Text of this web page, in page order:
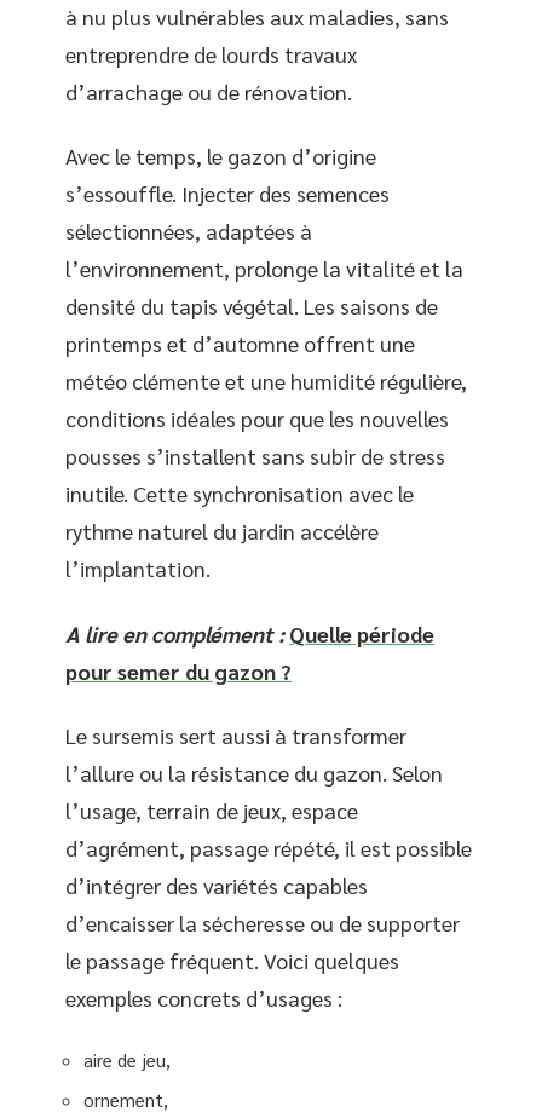
à nu plus vulnérables aux maladies, sans
entreprendre de lourds travaux
d’arrachage ou de rénovation.
Avec le temps, le gazon d’origine
s’essouffle. Injecter des semences
sélectionnées, adaptées à
l’environnement, prolonge la vitalité et la
densité du tapis végétal. Les saisons de
printemps et d’automne offrent une
météo clémente et une humidité régulière,
conditions idéales pour que les nouvelles
pousses s’installent sans subir de stress
inutile. Cette synchronisation avec le
rythme naturel du jardin accélère
l’implantation.
A lire en complément : Quelle période
pour semer du gazon ?
Le sursemis sert aussi à transformer
l’allure ou la résistance du gazon. Selon
l’usage, terrain de jeux, espace
d’agrément, passage répété, il est possible
d’intégrer des variétés capables
d’encaisser la sécheresse ou de supporter
le passage fréquent. Voici quelques
exemples concrets d’usages :
aire de jeu,
ornement,